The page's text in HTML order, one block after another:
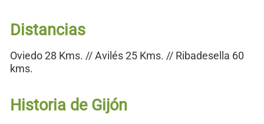
Distancias
Oviedo 28 Kms. // Avilés 25 Kms. // Ribadesella 60
kms.
Historia de Gijón